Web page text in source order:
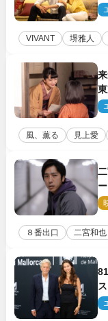
VIVANT 堺雅人
風、薫る 見上愛
コ
８番出口 二宮和也